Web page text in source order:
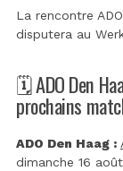
La rencontre
disputera au
🗓️ ADO Den
prochains
ADO Den Haag :
dimanche 16